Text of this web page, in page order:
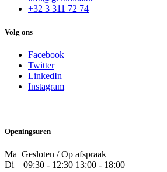
+32 3 311 72 74
Volg ons
Facebook
Twitter
LinkedIn
Instagram
Openingsuren
Ma Gesloten / Op afspraak
Di 09:30 - 12:30 13:00 - 18:00